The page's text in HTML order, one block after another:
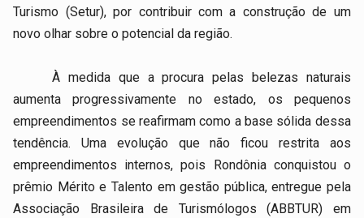
Turismo (Setur), por contribuir com a construção de um
novo olhar sobre o potencial da região.
À medida que a procura pelas belezas naturais
aumenta progressivamente no estado, os pequenos
empreendimentos se reafirmam como a base sólida dessa
tendência. Uma evolução que não ficou restrita aos
empreendimentos internos, pois Rondônia conquistou o
prêmio Mérito e Talento em gestão pública, entregue pela
Associação Brasileira de Turismólogos (ABBTUR) em